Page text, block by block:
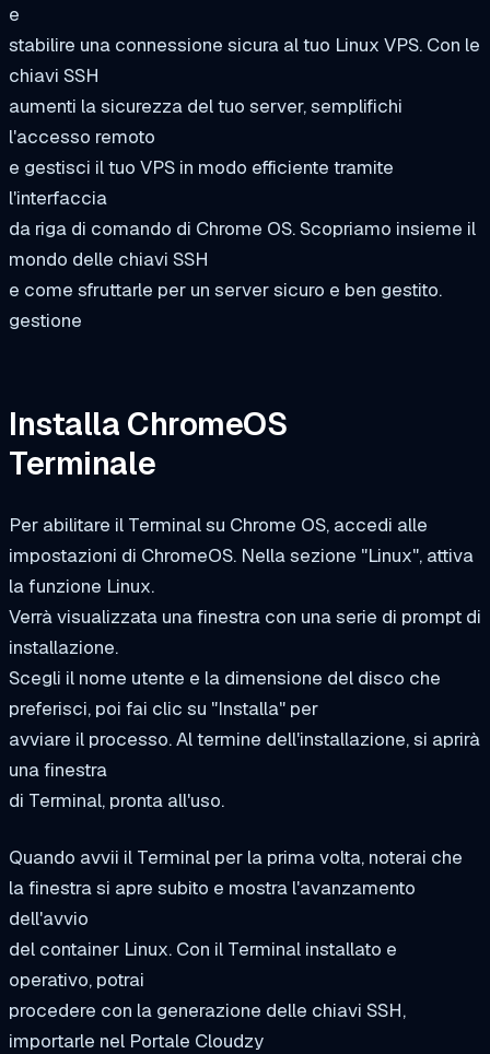
e
stabilire una connessione sicura al tuo Linux VPS. Con le
chiavi SSH
aumenti la sicurezza del tuo server, semplifichi
l'accesso remoto
e gestisci il tuo VPS in modo efficiente tramite
l'interfaccia
da riga di comando di Chrome OS. Scopriamo insieme il
mondo delle chiavi SSH
e come sfruttarle per un server sicuro e ben gestito.
gestione
Installa ChromeOS
Terminale
Per abilitare il Terminal su Chrome OS, accedi alle
impostazioni di ChromeOS. Nella sezione "Linux", attiva
la funzione Linux.
Verrà visualizzata una finestra con una serie di prompt di
installazione.
Scegli il nome utente e la dimensione del disco che
preferisci, poi fai clic su "Installa" per
avviare il processo. Al termine dell'installazione, si aprirà
una finestra
di Terminal, pronta all'uso.
Quando avvii il Terminal per la prima volta, noterai che
la finestra si apre subito e mostra l'avanzamento
dell'avvio
del container Linux. Con il Terminal installato e
operativo, potrai
procedere con la generazione delle chiavi SSH,
importarle nel Portale Cloudzy